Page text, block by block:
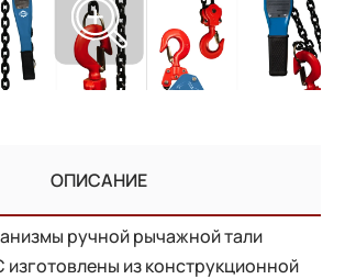
ОПИСАНИЕ
ручной рычажной тали
изготовлены из конструкционной